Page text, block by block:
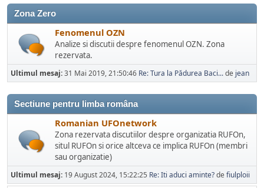
Zona Zero
Fenomenul OZN
Analize si discutii despre fenomenul OZN. Zona
rezervata.
Ultimul mesaj:31 Mai 2019, 21:50:46 Re: Tura la Pădurea Baci...de jean
Sectiune pentru limba româna
Romanian UFOnetwork
Zona rezervata discutiilor despre organizatia RUFOn,
situl RUFOn si orice altceva ce implica RUFOn (membri
sau organizatie)
Ultimul mesaj: 19 August 2024, 15:22:25 Re: Iti aduci aminte?de fiulploii